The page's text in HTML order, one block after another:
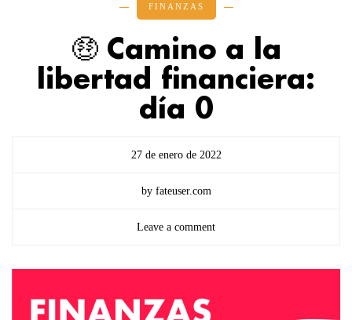
FINANZAS
🤑 Camino a la
libertad financiera:
día 0
27 de enero de 2022
by fateuser.com
Leave a comment